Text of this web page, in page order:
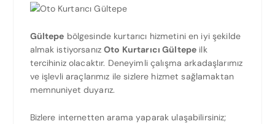
Gültepe bölgesinde kurtarıcı hizmetini en iyi şekilde
almak istiyorsanızOto Kurtarıcı Gültepe ilk
tercihiniz olacaktır. Deneyimli çalışma arkadaşlarımız
ve işlevli araçlarımız ile sizlere hizmet sağlamaktan
memnuniyet duyarız.
Bizlere internetten arama yaparak ulaşabilirsiniz;